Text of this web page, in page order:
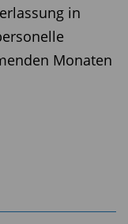
in
Monaten